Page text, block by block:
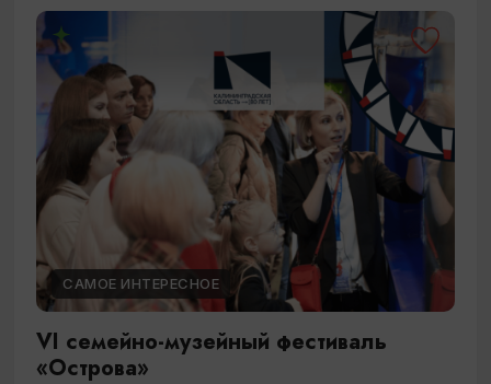
САМОЕ ИНТЕРЕСНОЕ
VI семейно-музейный фестиваль
«Острова»